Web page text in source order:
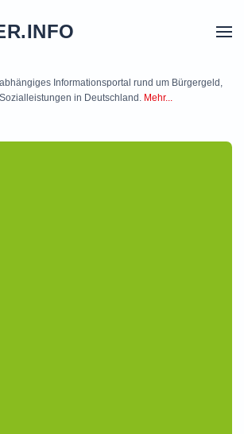
Informationsportal rund um Bürgergeld,
in Deutschland. Mehr...